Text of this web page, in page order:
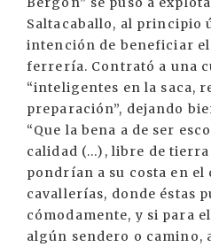
Saltacaballo, al principio
intención de beneficiar
ferrería. Contrató a una
“inteligentes en la saca,
preparación”, dejando
“Que la bena a de ser
calidad (...), libre de
pondrían a su costa en el
cavallerías, donde éstas
cómodamente, y si para
algún sendero o camino,